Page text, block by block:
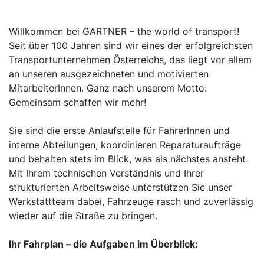
Willkommen bei GARTNER – the world of transport!
Seit über 100 Jahren sind wir eines der erfolgreichsten
Transportunternehmen Österreichs, das liegt vor allem
an unseren ausgezeichneten und motivierten
MitarbeiterInnen. Ganz nach unserem Motto:
Gemeinsam schaffen wir mehr!
Sie sind die erste Anlaufstelle für FahrerInnen und
interne Abteilungen, koordinieren Reparaturaufträge
und behalten stets im Blick, was als nächstes ansteht.
Mit Ihrem technischen Verständnis und Ihrer
strukturierten Arbeitsweise unterstützen Sie unser
Werkstattteam dabei, Fahrzeuge rasch und zuverlässig
wieder auf die Straße zu bringen.
Ihr Fahrplan – die Aufgaben im Überblick: